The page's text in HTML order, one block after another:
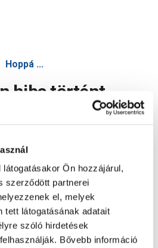
látogatásakor Ön hozzájárul,
szerződött partnerei
el, melyek
tett látogatásának adatait
szóló hirdetések
Bővebb információ
Hoppá ...
hiba történt
újratöltése